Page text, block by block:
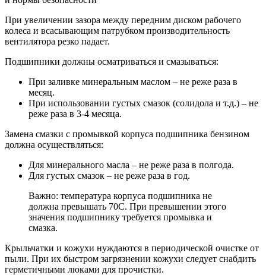
При увеличении зазора между передним диском рабочего
колеса и всасывающим патрубком производительность
вентилятора резко падает.
Подшипники должны осматриваться и смазываться:
При заливке минеральным маслом – не реже раза в
месяц.
При использовании густых смазок (солидола и т.д.) – не
реже раза в 3-4 месяца.
Замена смазки с промывкой корпуса подшипника бензином
должна осуществляться:
Для минерального масла – не реже раза в полгода.
Для густых смазок – не реже раза в год.
Важно: температура корпуса подшипника не
должна превышать 70С. При превышении этого
значения подшипнику требуется промывка и
смазка.
Крыльчатки и кожухи нуждаются в периодической очистке от
пыли. При их быстром загрязнении кожухи следует снабдить
герметичными люками для прочистки.